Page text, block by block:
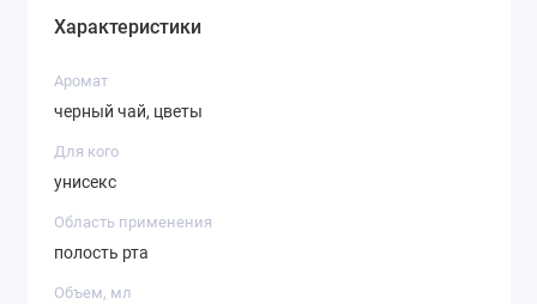
зубы, здоровые десны, свежее дыхание и
отличное настроение на весь день!
Страна бренда:
Характеристики
Аромат
черный чай, цветы
Для кого
унисекс
Область применения
полость рта
Объем, мл